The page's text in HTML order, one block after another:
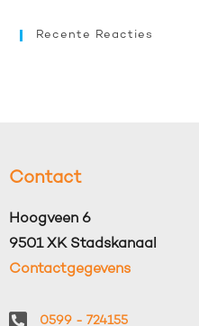
Recente Reacties
Contact
Hoogveen 6
9501 XK Stadskanaal
Contactgegevens
0599 - 724155